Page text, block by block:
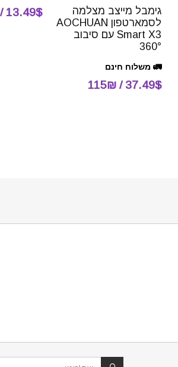
גימבל מייצב מצלמה
לסמארטפון AOCHUAN
Smart X3 עם סיבוב
360°
🚛 משלוח חינם
37.49$ / 115₪
13.49$ / 41₪